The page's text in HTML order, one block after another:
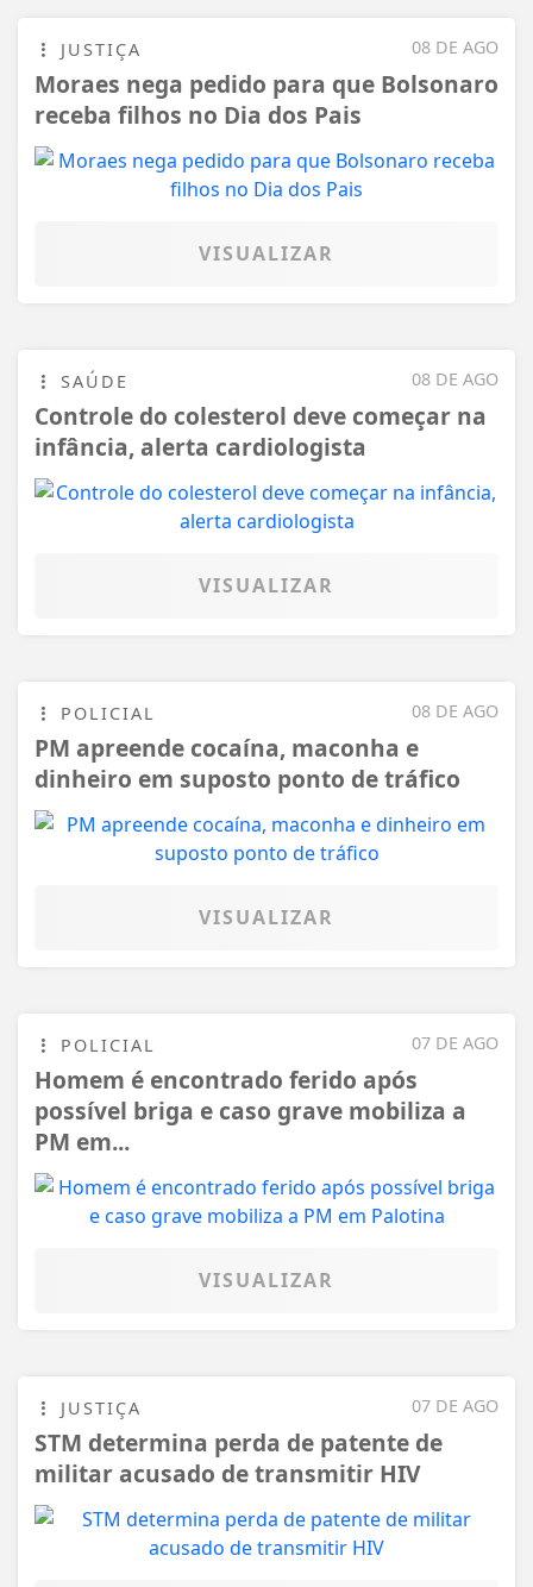
08 DE AGO
JUSTIÇA
Moraes nega pedido para que Bolsonaro
receba filhos no Dia dos Pais
VISUALIZAR
08 DE AGO
SAÚDE
Controle do colesterol deve começar na
infância, alerta cardiologista
VISUALIZAR
08 DE AGO
POLICIAL
PM apreende cocaína, maconha e
dinheiro em suposto ponto de tráfico
VISUALIZAR
07 DE AGO
POLICIAL
Homem é encontrado ferido após
possível briga e caso grave mobiliza a
PM em...
VISUALIZAR
07 DE AGO
JUSTIÇA
STM determina perda de patente de
militar acusado de transmitir HIV